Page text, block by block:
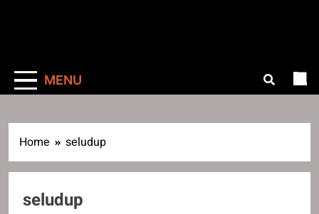
MENU
Home seludup
seludup